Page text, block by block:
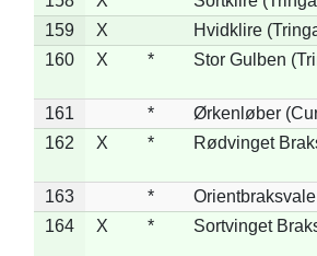
159
X
Hvidklire
160
X * Stor Gulben
161 *
Ørkenløber
162
X * Rødvinget
163 *
164
X * Sortvinget